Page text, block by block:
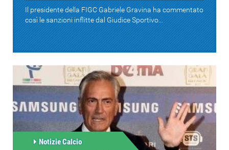
Il presidente della FIGC Gabriele Gravina ha commentato
così le sanzioni inflitte dal Giudice Sportivo...
Notizie Calcio